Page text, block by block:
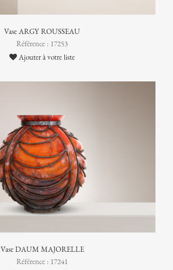
Vase ARGY ROUSSEAU
Référence : 17253
Ajouter à votre liste
Vase DAUM MAJORELLE
Référence : 17241